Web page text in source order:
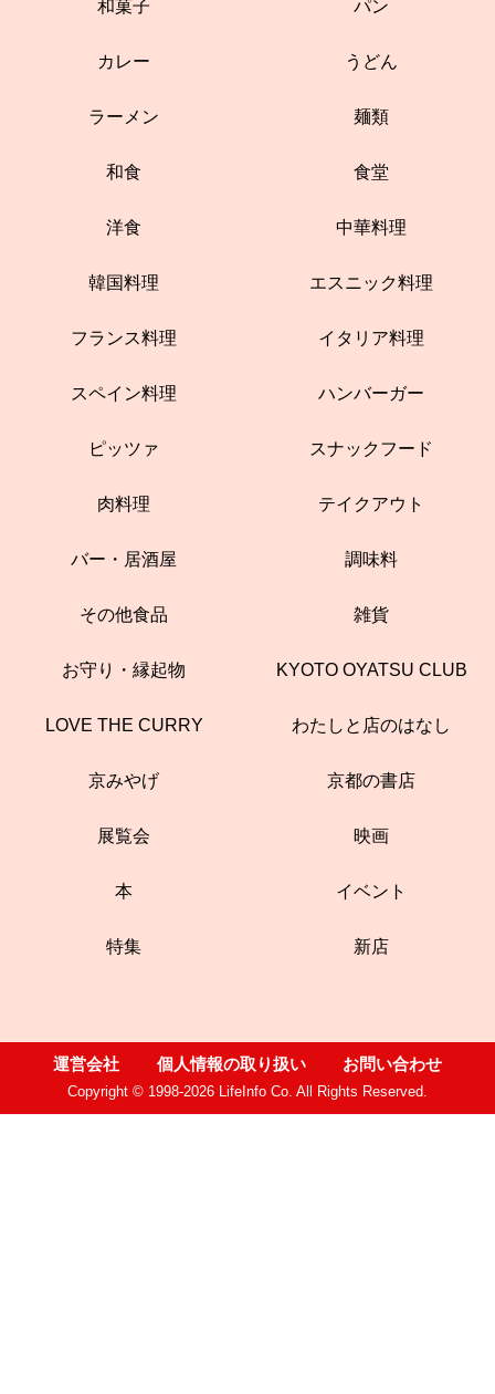
和菓子 パン
カレー うどん
ラーメン 麺類
和食 食堂
洋食 中華料理
韓国料理 エスニック料理
フランス料理 イタリア料理
スペイン料理 ハンバーガー
ピッツァ スナックフード
肉料理 テイクアウト
バー・居酒屋 調味料
その他食品 雑貨
お守り・縁起物 KYOTO OYATSU CLUB
LOVE THE CURRY わたしと店のはなし
京みやげ 京都の書店
展覧会 映画
本 イベント
特集 新店
運営会社 個人情報の取り扱い お問い合わせ
Copyright © 1998-2026 LifeInfo Co. All Rights Reserved.